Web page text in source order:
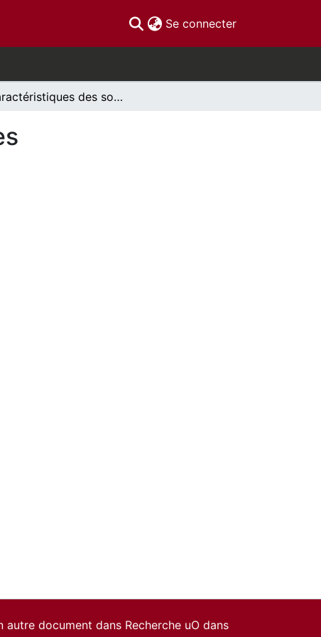
Se connecter(current)
Caractéristiques des souris mutantes spontanées
document dans Recherche uO dans